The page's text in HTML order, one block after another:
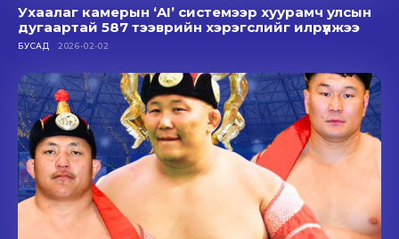
Ухаалаг камерын ‘AI’ системээр хуурамч улсын
дугаартай 587 тээврийн хэрэгслийг илрүүлжээ
БУСАД 2026-02-02